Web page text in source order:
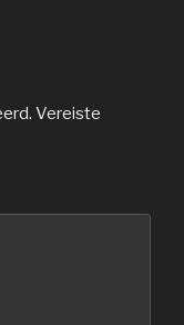
Vereiste